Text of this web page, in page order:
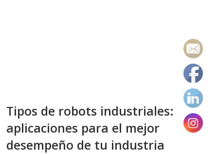
Tipos de robots industriales:
aplicaciones para el mejor
desempeño de tu industria